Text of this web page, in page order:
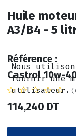
Huile
A3/B4 - 5
Référence :
Castrol 10w-
114,240 DT
Nous
fournir une
utilisateur.